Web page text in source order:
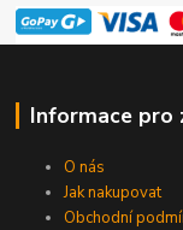
Informace pro
O nás
Jak nakupovat
Obchodní